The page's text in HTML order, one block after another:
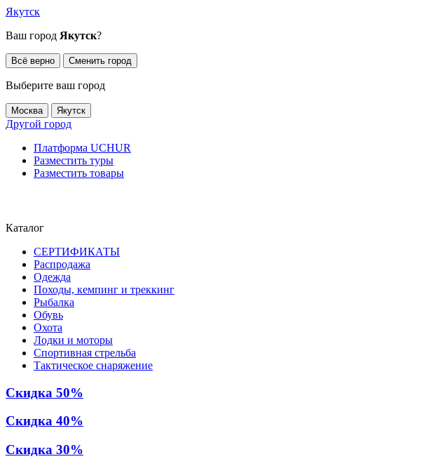
Якутск
Ваш город Якутск?
Всё верно Сменить город
Выберите ваш город
Москва Якутск
Другой город
Платформа UCHUR
Разместить туры
Разместить товары
Каталог
СЕРТИФИКАТЫ
Распродажа
Одежда
Походы, кемпинг и треккинг
Рыбалка
Обувь
Охота
Лодки и моторы
Спортивная стрельба
Тактическое снаряжение
Скидка 50%
Скидка 40%
Скидка 30%